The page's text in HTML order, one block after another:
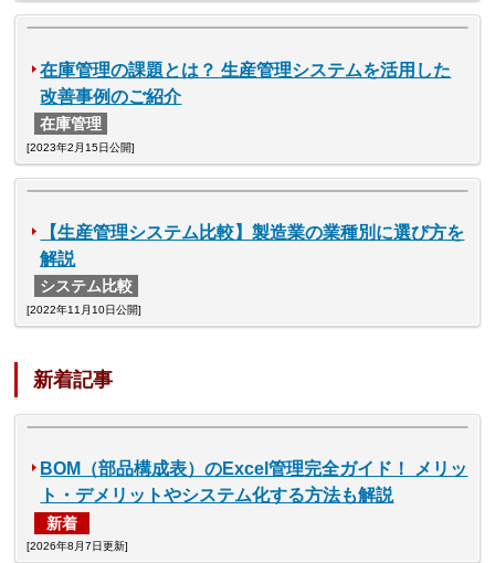
在庫管理の課題とは？ 生産管理システムを活用した
改善事例のご紹介
在庫管理
[2023年2月15日公開]
【生産管理システム比較】製造業の業種別に選び方を
解説
システム比較
[2022年11月10日公開]
新着記事
BOM（部品構成表）のExcel管理完全ガイド！ メリッ
ト・デメリットやシステム化する方法も解説
新着
[2026年8月7日更新]